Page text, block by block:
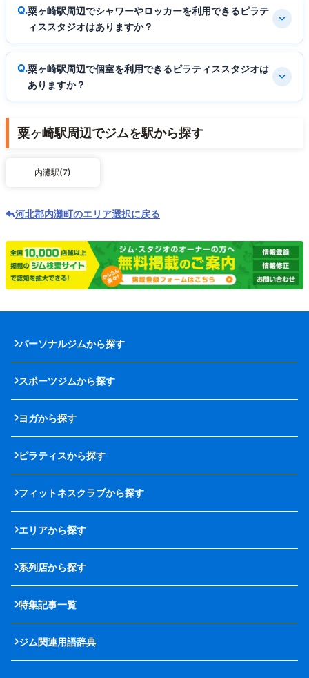
粟ヶ崎駅周辺でシャワーやロッカーを利用できるピラテ
ィススタジオはありますか？
粟ヶ崎駅周辺で個室を利用できるピラティススタジオは
ありますか？
粟ヶ崎駅周辺でジムを駅から探す
内灘駅(7)
河北郡内灘町のエリア選択に戻る
パーソナルジムから探す
スポーツジムから探す
ヨガから探す
ピラティスから探す
フィットネスクラブから探す
エリアから探す
系列店から探す
特集記事一覧
ジム関連用語辞典